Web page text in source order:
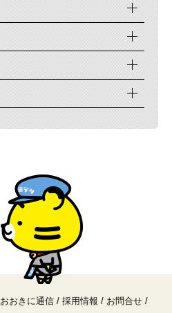
おおきに通信 / 採用情報 / お問合せ /